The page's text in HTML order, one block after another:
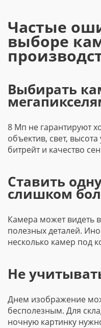
Частые
выборе
Выбирать
8 Мп не гарантируют
объектив, свет,
битрейт и качество
Ставить
слишком
Камера может видеть
полезных деталей.
несколько камер под
Не
Днем изображение
бесполезным. Для
ночную картинку